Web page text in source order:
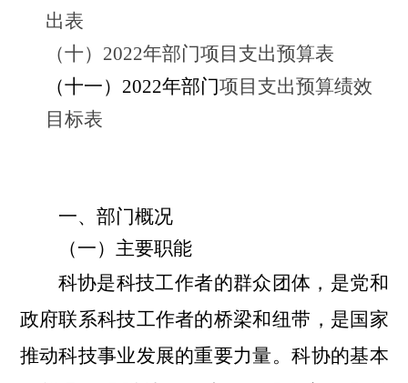
出表
（十）2022年部门项目支出预算表
（十一）2022年部门项目支出预算绩效
目标表
一、部门概况
（一）主要职能
科协是科技工作者的群众团体，是党和
政府联系科技工作者的桥梁和纽带，是国家
推动科技事业发展的重要力量。科协的基本